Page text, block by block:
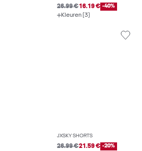
26.99 €16.19 € -40%
Kleuren (3)
JXSKY SHORTS
26.99 €21.59 € -20%